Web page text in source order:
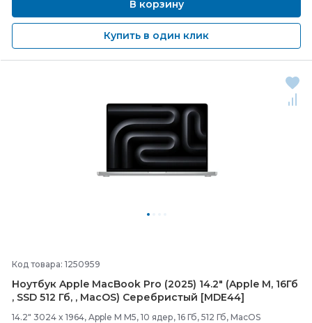
В корзину
Купить в один клик
Код товара: 1250959
Ноутбук Apple MacBook Pro (2025) 14.2" (Apple M, 16Гб
, SSD 512 Гб, , MacOS) Серебристый [MDE44]
14.2" 3024 x 1964, Apple M M5, 10 ядер, 16 Гб, 512 Гб, MacOS